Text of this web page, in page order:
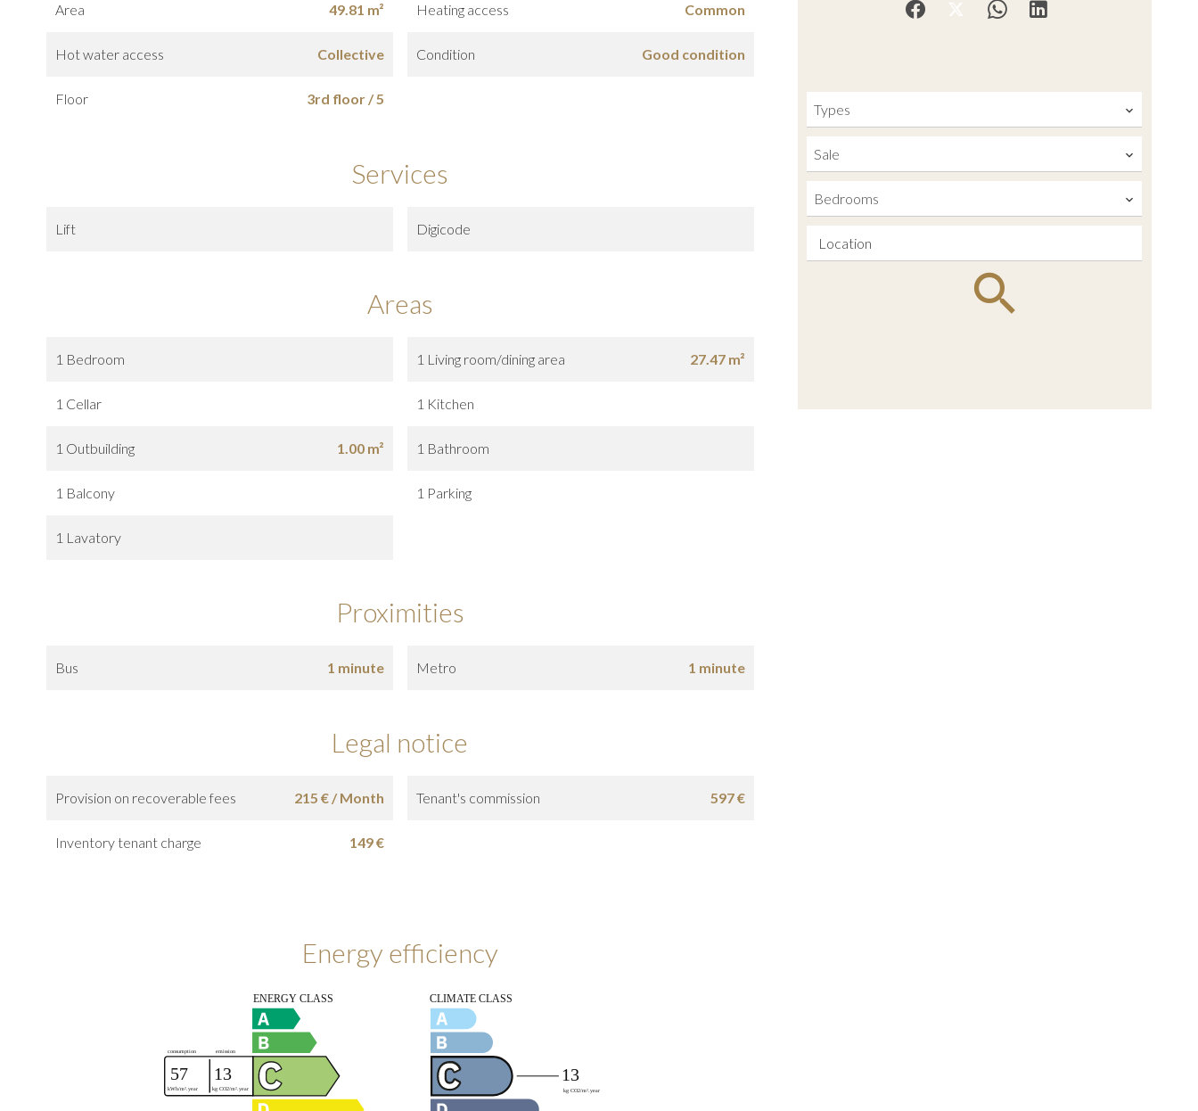
Area 49.81 m² Heating access Common
Hot water access Collective Condition Good condition
Floor 3rd floor / 5
Services
Lift Digicode
Areas
1 Bedroom 1 Living room/dining area 27.47 m²
1 Cellar 1 Kitchen
1 Outbuilding 1.00 m² 1 Bathroom
1 Balcony 1 Parking
1 Lavatory
Proximities
Bus 1 minute Metro 1 minute
Legal notice
Provision on recoverable fees 215 € / Month Tenant's commission 597 €
Inventory tenant charge 149 €
Energy efficiency
Types
Sale
Bedrooms
Location